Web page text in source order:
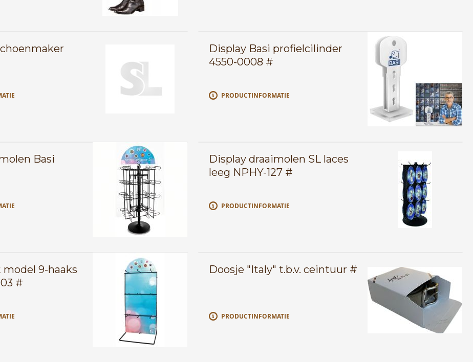
Display Basi profielcilinder
4550-0008 #
PRODUCTINFORMATIE
Basi
Display draaimolen SL laces
leeg NPHY-127 #
PRODUCTINFORMATIE
9-haaks
#
Doosje "Italy" t.b.v. ceintuur #
PRODUCTINFORMATIE